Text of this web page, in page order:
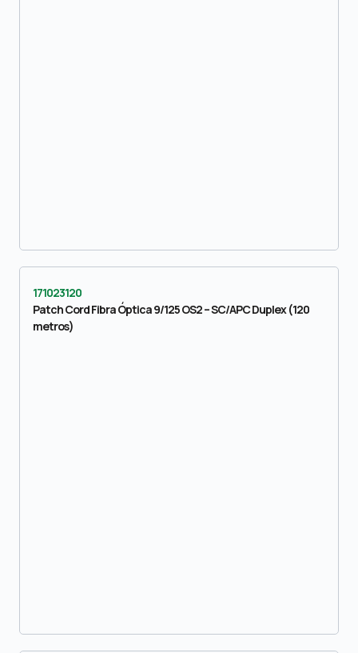
171023120
Patch Cord Fibra Óptica 9/125 OS2 – SC/APC Duplex (120
metros)